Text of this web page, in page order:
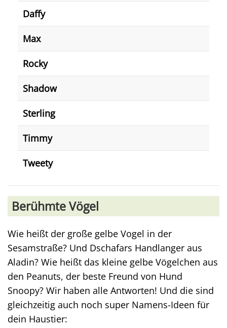
Daffy
Max
Rocky
Shadow
Sterling
Timmy
Tweety
Berühmte Vögel
Wie heißt der große gelbe Vogel in der
Sesamstraße? Und Dschafars Handlanger aus
Aladin? Wie heißt das kleine gelbe Vögelchen aus
den Peanuts, der beste Freund von Hund
Snoopy? Wir haben alle Antworten! Und die sind
gleichzeitig auch noch super Namens-Ideen für
dein Haustier: